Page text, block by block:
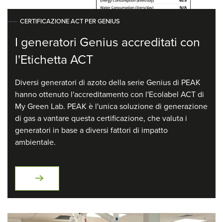
CERTIFICAZIONE ACT PER GENIUS
I generatori Genius accreditati con
l'Etichetta ACT
Diversi generatori di azoto della serie Genius di PEAK
hanno ottenuto l'accreditamento con l'Ecolabel ACT di
My Green Lab. PEAK è l'unica soluzione di generazione
di gas a vantare questa certificazione, che valuta i
generatori in base a diversi fattori di impatto
ambientale.